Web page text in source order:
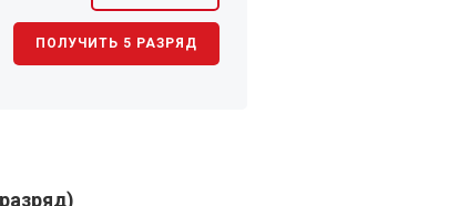
ПОЛУЧИТЬ 5 РАЗРЯД